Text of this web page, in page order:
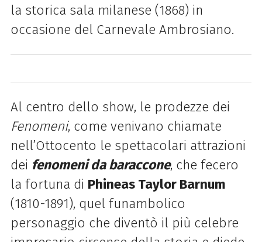
la storica sala milanese (1868) in
occasione del Carnevale Ambrosiano.
Al centro dello show, le prodezze dei
Fenomeni, come venivano chiamate
nell’Ottocento le spettacolari attrazioni
dei fenomeni da baraccone, che fecero
la fortuna di Phineas Taylor Barnum
(1810-1891), quel funambolico
personaggio che diventò il più celebre